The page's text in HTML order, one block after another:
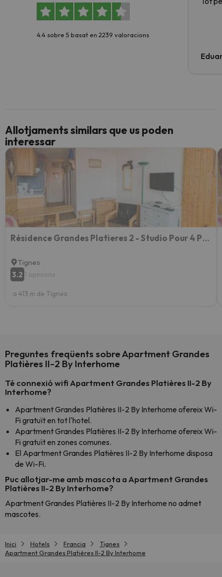
4.4 sobre 5 basat en 2239 valoracions
Allotjaments similars que us poden
interessar
Résidence Grandes Platieres 2 - Studio Pour 4 Personnes 324
Tignes
3.2 1 opinions
a 413 m de Tignes
Preguntes freqüents sobre Apartment Grandes
Platières II-2 By Interhome
Té connexió wifi Apartment Grandes Platières II-2 By
Interhome?
Apartment Grandes Platières II-2 By Interhome ofereix Wi-
Fi gratuït en tot l'hotel.
Apartment Grandes Platières II-2 By Interhome ofereix Wi-
Fi gratuït en zones comunes.
El Apartment Grandes Platières II-2 By Interhome disposa
de Wi-Fi.
Puc allotjar-me amb mascota a Apartment Grandes
Platières II-2 By Interhome?
Apartment Grandes Platières II-2 By Interhome no admet
mascotes.
Inici Hotels Francia
Tignes
Apartment Grandes Platières II-2 By Interhome